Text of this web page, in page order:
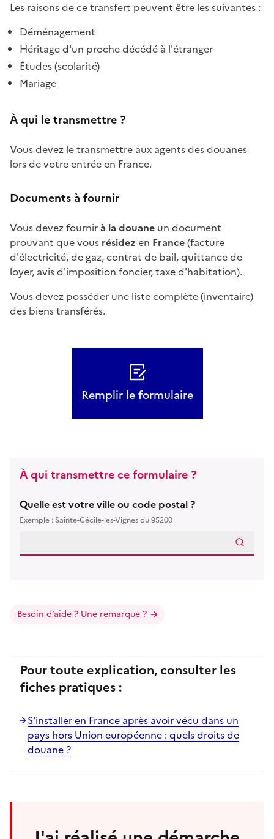
Les raisons de ce transfert peuvent être les suivantes :
Déménagement
Héritage d'un proche décédé à l'étranger
Études (scolarité)
Mariage
À qui le transmettre ?
Vous devez le transmettre aux agents des douanes
lors de votre entrée en France.
Documents à fournir
Vous devez fournirà la douane un document
prouvant que vous résidez en France(facture
d'électricité, de gaz, contrat de bail, quittance de
loyer, avis d'imposition foncier, taxe d'habitation).
Vous devez posséder une liste complète (inventaire)
des biens transférés.
Remplir le formulaire
À qui transmettre ce formulaire ?
Quelle est votre ville ou code postal ?
Exemple : Sainte-Cécile-les-Vignes ou 95200
Besoin d’aide ? Une remarque ?
Pour toute explication, consulter les
fiches pratiques :
S'installer en France après avoir vécu dans un
pays hors Union européenne : quels droits de
douane ?